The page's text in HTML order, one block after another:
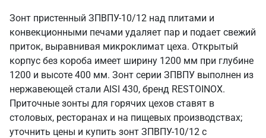
Зонт пристенный ЗПВПУ-10/12 над плитами и
конвекционными печами удаляет пар и подает свежий
приток, выравнивая микроклимат цеха. Открытый
корпус без короба имеет ширину 1200 мм при глубине
1200 и высоте 400 мм. Зонт серии ЗПВПУ выполнен из
нержавеющей стали AISI 430, бренд RESTOINOX.
Приточные зонты для горячих цехов ставят в
столовых, ресторанах и на пищевых производствах;
уточнить цены и купить зонт ЗПВПУ-10/12 с